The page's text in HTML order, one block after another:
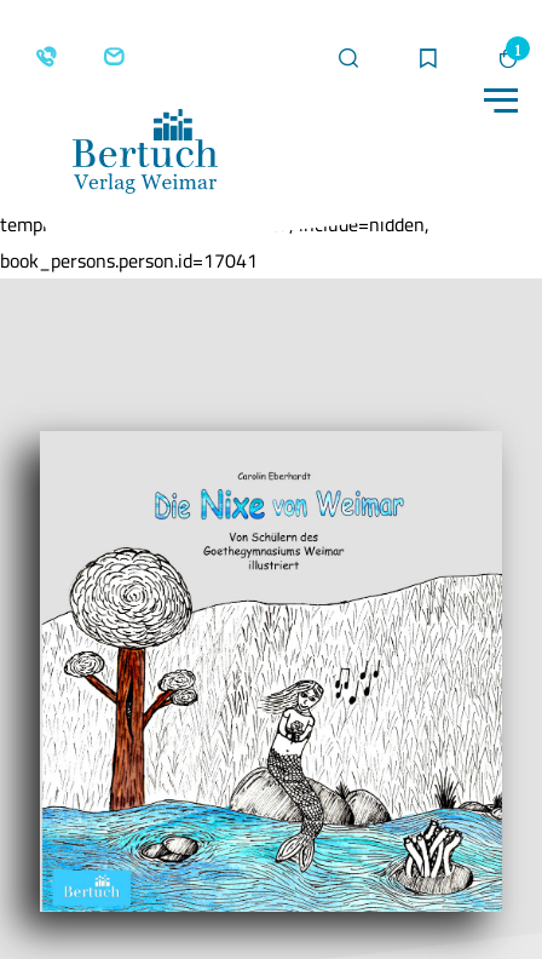
Merkliste
Home Produkte
template=book, parent=/produkte/, include=hidden,
book_persons.person.id=17041